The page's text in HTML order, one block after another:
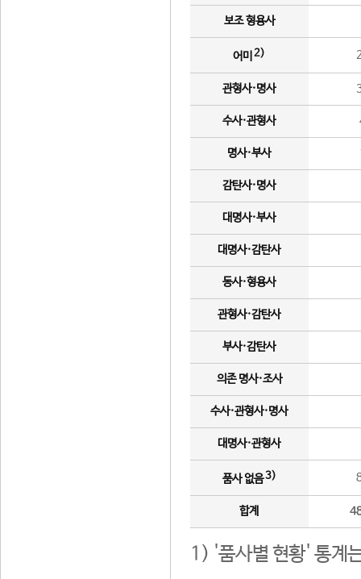
보조 형용사
어미 2)
관형사·명사
수사·관형사
명사·부사
감탄사·명사
대명사·부사
대명사·감탄사
동사·형용사
관형사·감탄사
부사·감탄사
의존 명사·조사
수사·관형사·명사
대명사·관형사
품사 없음3)
합계
1) '품사별 현황' 통계